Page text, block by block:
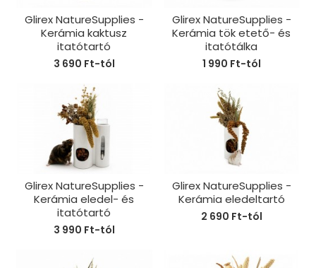
Glirex NatureSupplies -
Kerámia kaktusz
itatótartó
3 690 Ft-tól
Glirex NatureSupplies -
Kerámia tök etető- és
itatótálka
1 990 Ft-tól
Glirex NatureSupplies -
Kerámia eledel- és
itatótartó
3 990 Ft-tól
Glirex NatureSupplies -
Kerámia eledeltartó
2 690 Ft-tól